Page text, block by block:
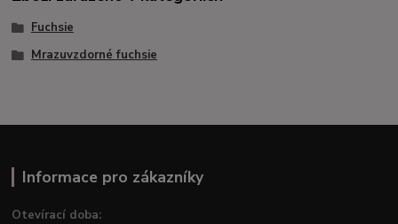
Fuchsie
Mrazuvzdorné fuchsie
Informace pro zákazníky
Otevírací doba: